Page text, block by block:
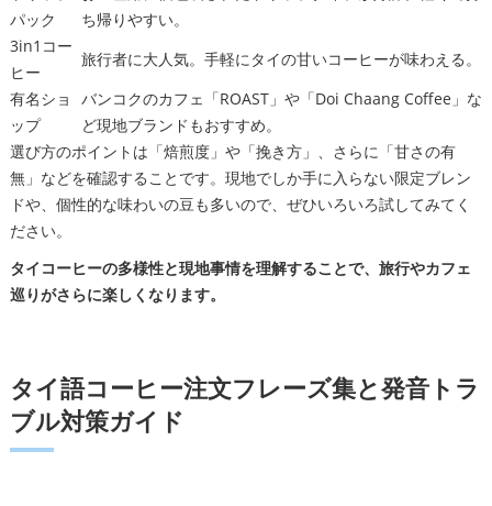
パック
ち帰りやすい。
3in1コー
ヒー
旅行者に大人気。手軽にタイの甘いコーヒーが味わえる。
有名ショ
ップ
バンコクのカフェ「ROAST」や「Doi Chaang Coffee」な
ど現地ブランドもおすすめ。
選び方のポイントは「焙煎度」や「挽き方」、さらに「甘さの有
無」などを確認することです。現地でしか手に入らない限定ブレン
ドや、個性的な味わいの豆も多いので、ぜひいろいろ試してみてく
ださい。
タイコーヒーの多様性と現地事情を理解することで、旅行やカフェ
巡りがさらに楽しくなります。
タイ語コーヒー注文フレーズ集と発音トラ
ブル対策ガイド